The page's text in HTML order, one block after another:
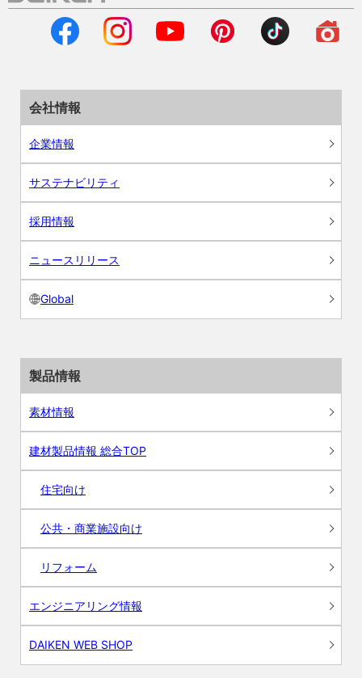
会社情報
企業情報
サステナビリティ
採用情報
ニュースリリース
Global
製品情報
素材情報
建材製品情報 総合TOP
住宅向け
公共・商業施設向け
リフォーム
エンジニアリング情報
DAIKEN WEB SHOP